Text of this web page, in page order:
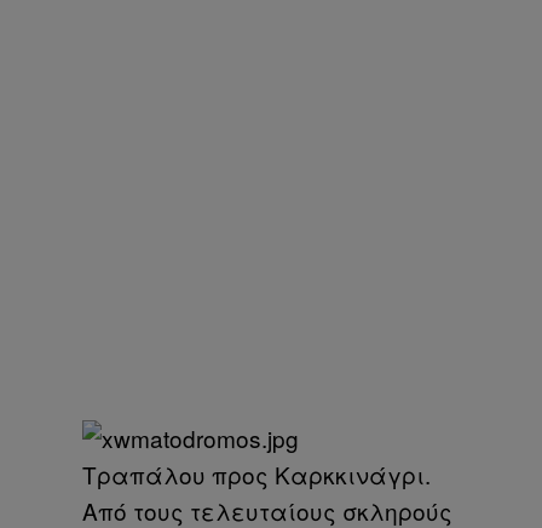
Τραπάλου προς Καρκκινάγρι.
Από τους τελευταίους σκληρούς